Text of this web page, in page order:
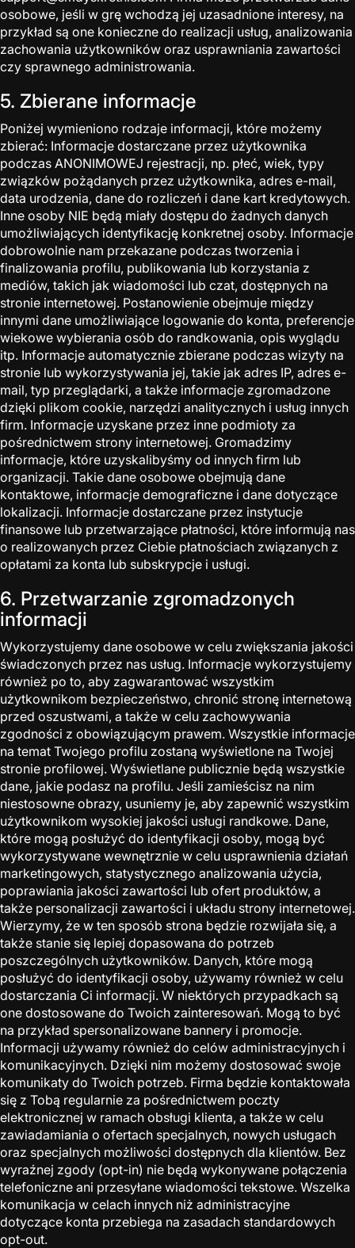
osobowe, jeśli w grę wchodzą jej uzasadnione interesy, na
przykład są one konieczne do realizacji usług, analizowania
zachowania użytkowników oraz usprawniania zawartości
czy sprawnego administrowania.
5. Zbierane informacje
Poniżej wymieniono rodzaje informacji, które możemy
zbierać: Informacje dostarczane przez użytkownika
podczas ANONIMOWEJ rejestracji, np. płeć, wiek, typy
związków pożądanych przez użytkownika, adres e-mail,
data urodzenia, dane do rozliczeń i dane kart kredytowych.
Inne osoby NIE będą miały dostępu do żadnych danych
umożliwiających identyfikację konkretnej osoby. Informacje
dobrowolnie nam przekazane podczas tworzenia i
finalizowania profilu, publikowania lub korzystania z
mediów, takich jak wiadomości lub czat, dostępnych na
stronie internetowej. Postanowienie obejmuje między
innymi dane umożliwiające logowanie do konta, preferencje
wiekowe wybierania osób do randkowania, opis wyglądu
itp. Informacje automatycznie zbierane podczas wizyty na
stronie lub wykorzystywania jej, takie jak adres IP, adres e-
mail, typ przeglądarki, a także informacje zgromadzone
dzięki plikom cookie, narzędzi analitycznych i usług innych
firm. Informacje uzyskane przez inne podmioty za
pośrednictwem strony internetowej. Gromadzimy
informacje, które uzyskalibyśmy od innych firm lub
organizacji. Takie dane osobowe obejmują dane
kontaktowe, informacje demograficzne i dane dotyczące
lokalizacji. Informacje dostarczane przez instytucje
finansowe lub przetwarzające płatności, które informują nas
o realizowanych przez Ciebie płatnościach związanych z
opłatami za konta lub subskrypcje i usługi.
6. Przetwarzanie zgromadzonych
informacji
Wykorzystujemy dane osobowe w celu zwiększania jakości
świadczonych przez nas usług. Informacje wykorzystujemy
również po to, aby zagwarantować wszystkim
użytkownikom bezpieczeństwo, chronić stronę internetową
przed oszustwami, a także w celu zachowywania
zgodności z obowiązującym prawem. Wszystkie informacje
na temat Twojego profilu zostaną wyświetlone na Twojej
stronie profilowej. Wyświetlane publicznie będą wszystkie
dane, jakie podasz na profilu. Jeśli zamieścisz na nim
niestosowne obrazy, usuniemy je, aby zapewnić wszystkim
użytkownikom wysokiej jakości usługi randkowe. Dane,
które mogą posłużyć do identyfikacji osoby, mogą być
wykorzystywane wewnętrznie w celu usprawnienia działań
marketingowych, statystycznego analizowania użycia,
poprawiania jakości zawartości lub ofert produktów, a
także personalizacji zawartości i układu strony internetowej.
Wierzymy, że w ten sposób strona będzie rozwijała się, a
także stanie się lepiej dopasowana do potrzeb
poszczególnych użytkowników. Danych, które mogą
posłużyć do identyfikacji osoby, używamy również w celu
dostarczania Ci informacji. W niektórych przypadkach są
one dostosowane do Twoich zainteresowań. Mogą to być
na przykład spersonalizowane bannery i promocje.
Informacji używamy również do celów administracyjnych i
komunikacyjnych. Dzięki nim możemy dostosować swoje
komunikaty do Twoich potrzeb. Firma będzie kontaktowała
się z Tobą regularnie za pośrednictwem poczty
elektronicznej w ramach obsługi klienta, a także w celu
zawiadamiania o ofertach specjalnych, nowych usługach
oraz specjalnych możliwości dostępnych dla klientów. Bez
wyraźnej zgody (opt-in) nie będą wykonywane połączenia
telefoniczne ani przesyłane wiadomości tekstowe. Wszelka
komunikacja w celach innych niż administracyjne
dotyczące konta przebiega na zasadach standardowych
opt-out.